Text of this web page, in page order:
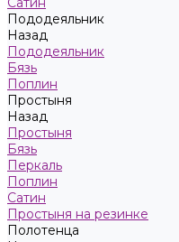
Пододеяльник
Назад
Пододеяльник
Бязь
Поплин
Простыня
Назад
Простыня
Бязь
Перкаль
Поплин
Сатин
Простыня на резинке
Полотенца